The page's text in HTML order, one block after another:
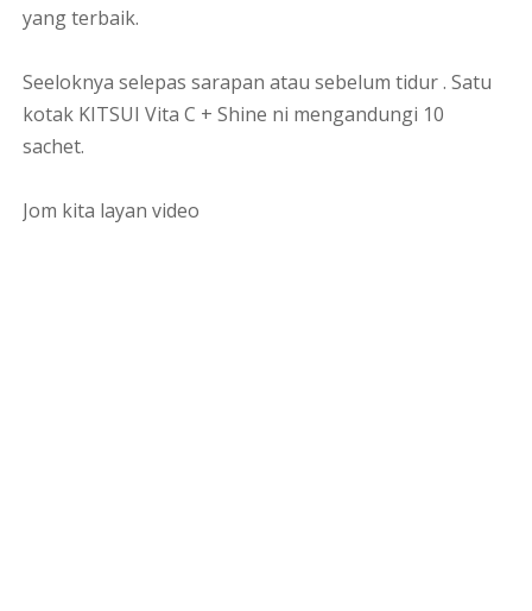
yang terbaik.
Seeloknya selepas sarapan atau sebelum tidur . Satu
kotak KITSUI Vita C + Shine ni mengandungi 10
sachet.
Jom kita layan video